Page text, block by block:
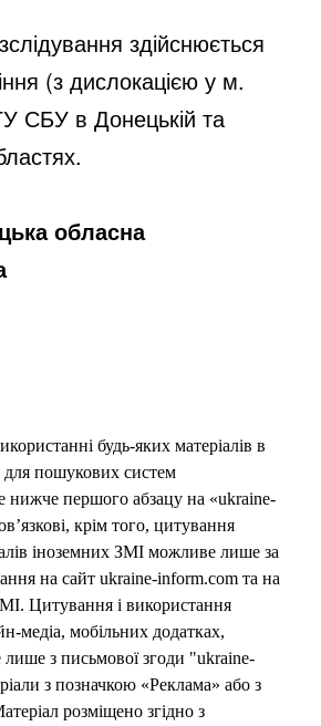
здійснюється
(з дислокацією у м.
СБУ в Донецькій та
обласна
будь-яких матеріалів в
для пошукових систем
нижче першого абзацу на «ukraine-
крім того, цитування
іноземних ЗМІ можливе лише за
на сайт ukraine-inform.com та на
Цитування і використання
медіа, мобільних додатках,
з письмової згоди "ukraine-
з позначкою «Реклама» або з
розміщено згідно з